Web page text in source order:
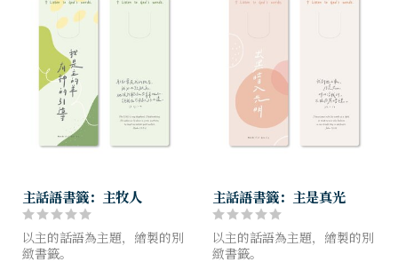
主話語書籤：主牧人
以主的話語為主題，繪製的別
緻書籤。
主話語書籤：主是真光
以主的話語為主題，繪製的別
緻書籤。